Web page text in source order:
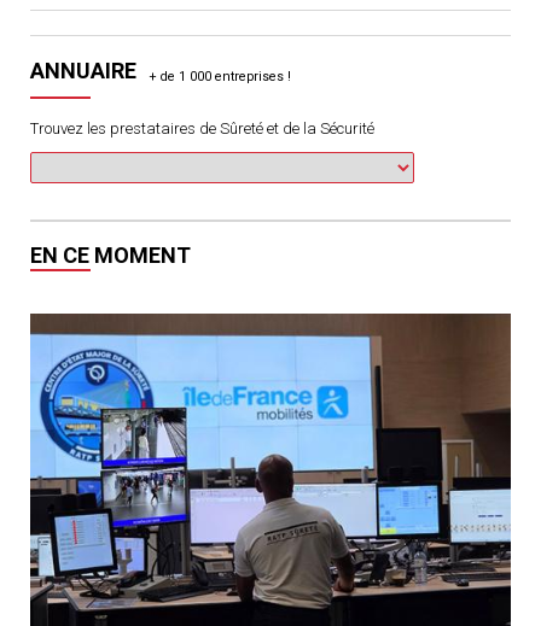
ANNUAIRE
Trouvez les prestataires de Sûreté et de la Sécurité
EN CE MOMENT